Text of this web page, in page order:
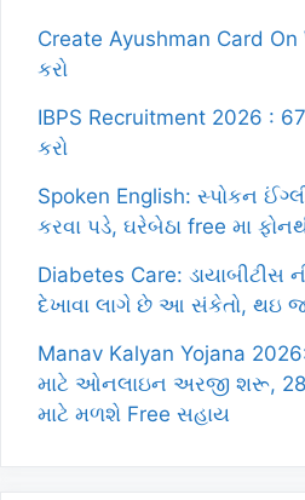
Create Ayushman Card
કરો
IBPS Recruitment 2026 :
કરો
Spoken English: સ્પોકન
કરવા પડે, ઘરેબેઠા free મા
Diabetes Care: ડાયાબીટીસ
દેખાવા લાગે છે આ સંકેતો, થઇ
Manav Kalyan Yojana
માટે ઓનલાઇન અરજી શરૂ, 28
માટે મળશે Free સહાય